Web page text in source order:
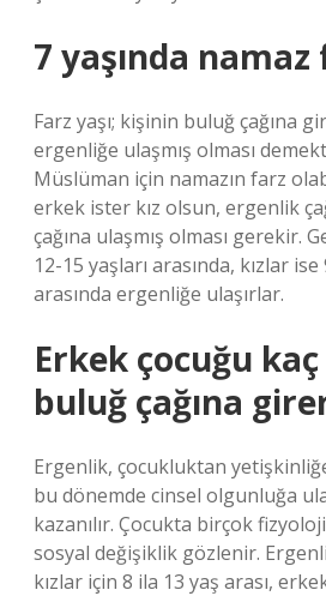
7 yaşında namaz
Farz yaşı; kişinin buluğ çağına
ergenliğe ulaşmış olması
Müslüman için namazın farz
erkek ister kız olsun, ergenlik
çağına ulaşmış olması gerekir.
12-15 yaşları arasında, kızlar ise
arasında ergenliğe ulaşırlar.
Erkek çocuğu kaç
buluğ çağına
Ergenlik, çocukluktan
bu dönemde cinsel olgunluğa
kazanılır. Çocukta birçok
sosyal değişiklik gözlenir.
kızlar için 8 ila 13 yaş arası,